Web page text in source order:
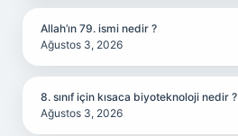
Allah’ın 79. ismi nedir ?
Ağustos 3, 2026
8. sınıf için kısaca biyoteknoloji nedir ?
Ağustos 3, 2026